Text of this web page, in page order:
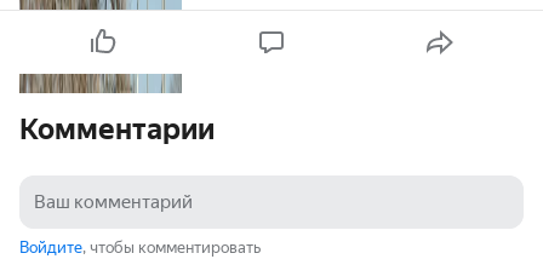
Комментарии
Войдите, чтобы комментировать